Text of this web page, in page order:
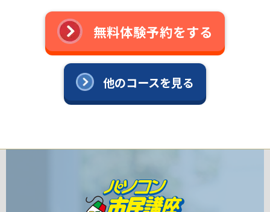
無料体験予約をする
他のコースを見る